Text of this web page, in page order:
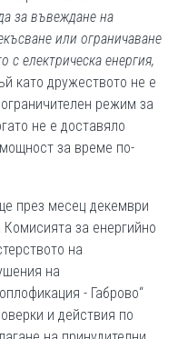
за въвеждане на
или ограничаване
с електрическа енергия,
като дружеството не е
режим за
не е доставяло
за време по-
през месец декември
за енергийно
на
на
- Габрово“
и действия по